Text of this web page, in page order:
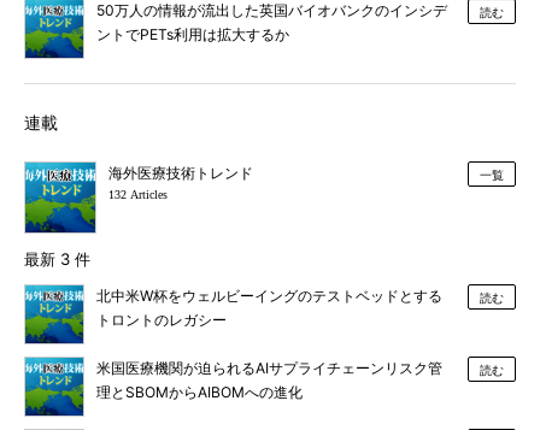
50万人の情報が流出した英国バイオバンクのインシデ
ントでPETs利用は拡大するか
読む
連載
海外医療技術トレンド
132 Articles
一覧
最新 3 件
北中米W杯をウェルビーイングのテストベッドとする
トロントのレガシー
読む
米国医療機関が迫られるAIサプライチェーンリスク管
理とSBOMからAIBOMへの進化
読む